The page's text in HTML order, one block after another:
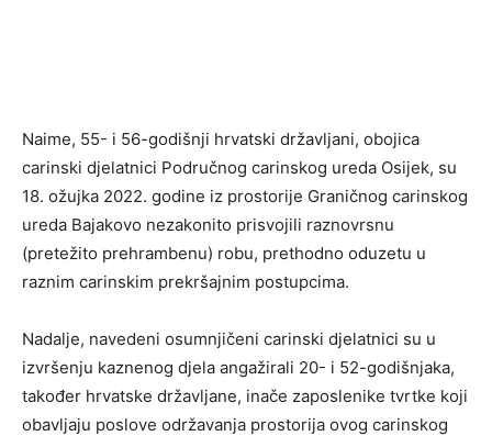
Naime, 55- i 56-godišnji hrvatski državljani, obojica
carinski djelatnici Područnog carinskog ureda Osijek, su
18. ožujka 2022. godine iz prostorije Graničnog carinskog
ureda Bajakovo nezakonito prisvojili raznovrsnu
(pretežito prehrambenu) robu, prethodno oduzetu u
raznim carinskim prekršajnim postupcima.
Nadalje, navedeni osumnjičeni carinski djelatnici su u
izvršenju kaznenog djela angažirali 20- i 52-godišnjaka,
također hrvatske državljane, inače zaposlenike tvrtke koji
obavljaju poslove održavanja prostorija ovog carinskog